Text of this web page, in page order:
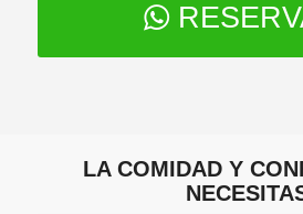
LA COMIDAD Y